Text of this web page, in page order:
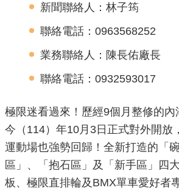
業
務
資
訊
新聞聯絡人：林子筠
聯絡電話：0963568252
業務聯絡人：陳長佑廠長
聯絡電話：0932593017
極限迷看過來！歷經9個月整修的
今（114）年10月3日正式對外開放
運動場也強勢回歸！全新打造的「
區」、「抱石區」及「新手區」四
板、極限直排輪及BMX單車愛好者